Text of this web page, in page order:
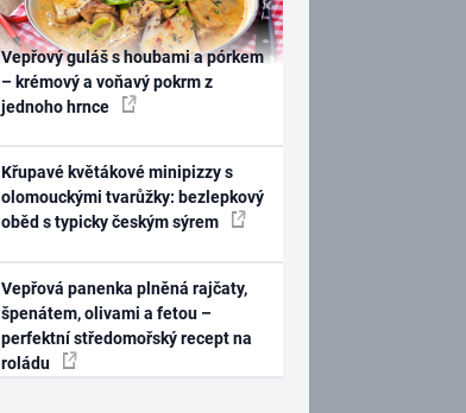
Vepřový guláš s houbami a pórkem
– krémový a voňavý pokrm z
jednoho hrnce
Křupavé květákové minipizzy s
olomouckými tvarůžky: bezlepkový
oběd s typicky českým sýrem
Vepřová panenka plněná rajčaty,
špenátem, olivami a fetou –
perfektní středomořský recept na
roládu